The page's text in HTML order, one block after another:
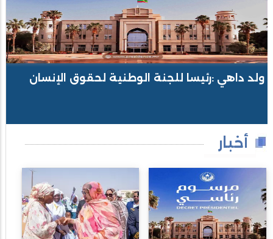
ولد داهي :رئيسا للجنة الوطنية لحقوق الإنسان
أخبار